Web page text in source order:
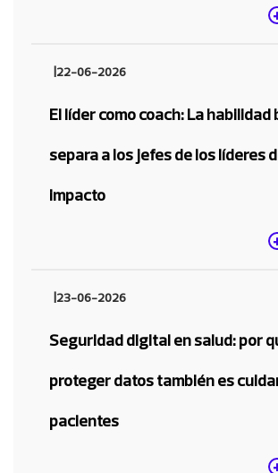
|22-06-2026
El líder como coach: La habilidad
separa a los jefes de los líderes
impacto
|23-06-2026
Seguridad digital en salud: por
proteger datos también es
pacientes